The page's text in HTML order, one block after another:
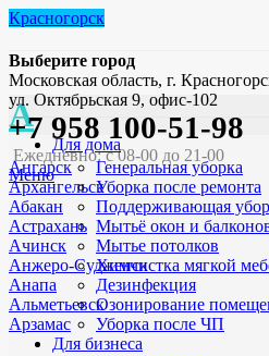
Красногорск
Выберите город
А
Ангарск
Архангельск
Абакан
Астрахань
Ачинск
Анжеро-Судженск
Анапа
Альметьевск
Арзамас
Московская область, г.
ул. Октябрьская 9, офис-102
+7 958 100-51-98
Ежедневно: с 08-00 до 21-00
Меню
Для дома
Генеральная уборка
Уборка после ремонта
Поддерживающая
Мытьё окон и
Мытье потолков
Химчистка мягкой
Дезинфекция
Озонирование
Уборка после ЧП
Для бизнеса